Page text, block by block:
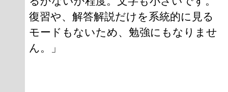
復習や、解答解説だけを系統的に見る
モードもないため、勉強にもなりませ
ん。」